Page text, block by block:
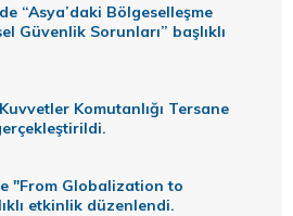
“Asya’daki Bölgeselleşme
Güvenlik Sorunları” başlıklı
Komutanlığı Tersane
"From Globalization to
etkinlik düzenlendi.